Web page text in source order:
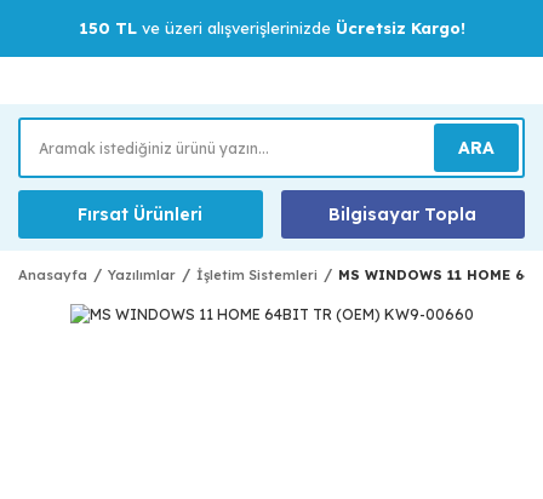
150 TLve üzeri alışverişlerinizde Ücretsiz Kargo!
ARA
Fırsat Ürünleri Bilgisayar Topla
Anasayfa Yazılımlar İşletim Sistemleri MS WINDOWS 11 HOME